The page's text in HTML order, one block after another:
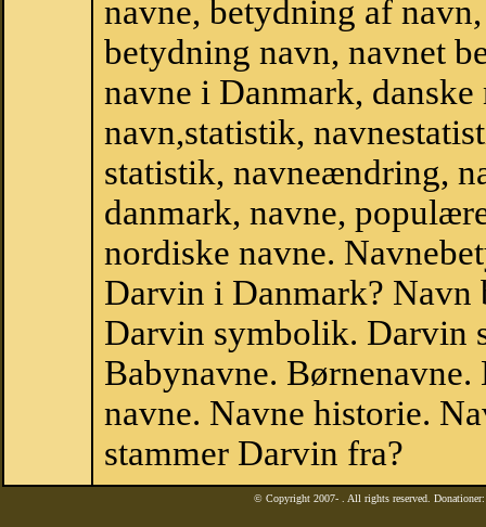
navne, betydning af
betydning navn, navnet
navne i Danmark,
navn,statistik,
statistik, navneændring,
danmark, navne,
nordiske navne.
Darvin i Danmark?
Darvin symbolik. Darvin
Babynavne.
navne. Navne historie.
stammer Darvin fra?
© Copyright 2007- . All rights reserved.